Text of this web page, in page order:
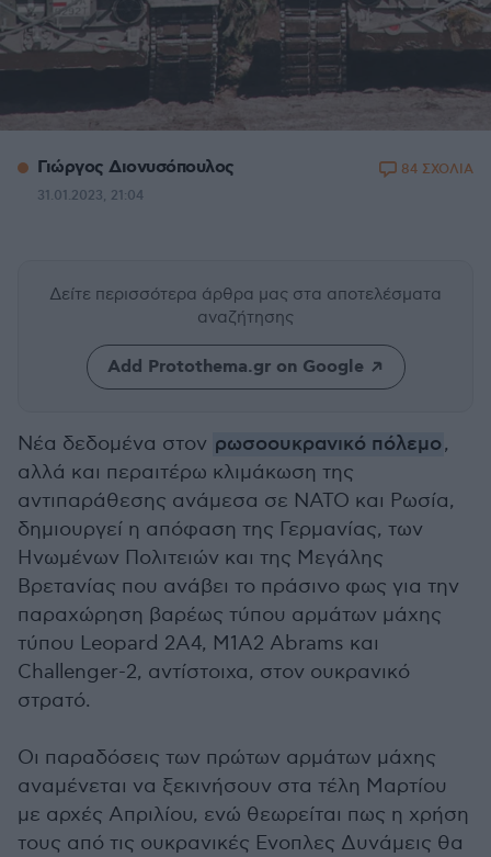
Γιώργος Διονυσόπουλος
31.01.2023, 21:04
84 ΣΧΟΛΙΑ
Δείτε περισσότερα άρθρα μας στα αποτελέσματα
αναζήτησης
Add Protothema.gr on Google
Νέα δεδομένα στον ρωσοουκρανικό πόλεμο,
αλλά και περαιτέρω κλιμάκωση της
αντιπαράθεσης ανάμεσα σε ΝΑΤΟ και Ρωσία,
δημιουργεί η απόφαση της Γερμανίας, των
Ηνωμένων Πολιτειών και της Μεγάλης
Βρετανίας που ανάβει το πράσινο φως για την
παραχώρηση βαρέως τύπου αρμάτων μάχης
τύπου Leopard 2A4, Μ1Α2 Abrams και
Challenger-2, αντίστοιχα, στον ουκρανικό
στρατό.
Οι παραδόσεις των πρώτων αρμάτων μάχης
αναμένεται να ξεκινήσουν στα τέλη Μαρτίου
με αρχές Απριλίου, ενώ θεωρείται πως η χρήση
τους από τις ουκρανικές Ενοπλες Δυνάμεις θα